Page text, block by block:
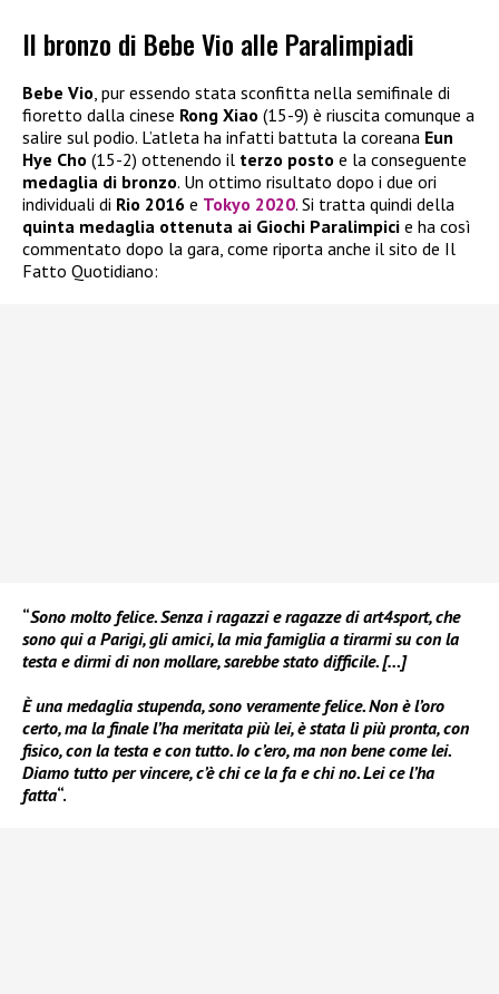
Il bronzo di Bebe Vio alle Paralimpiadi
Bebe Vio, pur essendo stata sconfitta nella semifinale di
fioretto dalla cinese Rong Xiao (15-9) è riuscita comunque a
salire sul podio. L’atleta ha infatti battuta la coreana Eun
Hye Cho (15-2) ottenendo il terzo posto e la conseguente
medaglia di bronzo. Un ottimo risultato dopo i due ori
individuali di Rio 2016 e Tokyo 2020. Si tratta quindi della
quinta medaglia ottenuta ai Giochi Paralimpici e ha così
commentato dopo la gara, come riporta anche il sito de Il
Fatto Quotidiano:
“Sono molto felice. Senza i ragazzi e ragazze di art4sport, che
sono qui a Parigi, gli amici, la mia famiglia a tirarmi su con la
testa e dirmi di non mollare, sarebbe stato difficile. […]
È una medaglia stupenda, sono veramente felice. Non è l’oro
certo, ma la finale l’ha meritata più lei, è stata lì più pronta, con
fisico, con la testa e con tutto. Io c’ero, ma non bene come lei.
Diamo tutto per vincere, c’è chi ce la fa e chi no. Lei ce l’ha
fatta“.